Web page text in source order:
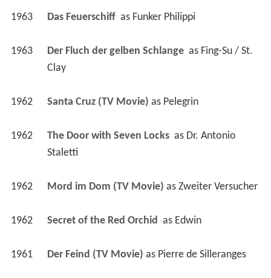
1963 Das Feuerschiff as Funker Philippi
1963 Der Fluch der gelben Schlange as Fing-Su / St.
Clay
1962 Santa Cruz (TV Movie) as Pelegrin
1962 The Door with Seven Locks as Dr. Antonio
Staletti
1962 Mord im Dom (TV Movie) as Zweiter Versucher
1962 Secret of the Red Orchid as Edwin
1961 Der Feind (TV Movie) as Pierre de Silleranges